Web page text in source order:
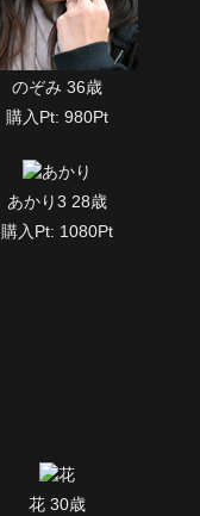
のぞみ 36歳
購入Pt: 980Pt
あかり3 28歳
購入Pt: 1080Pt
花 30歳